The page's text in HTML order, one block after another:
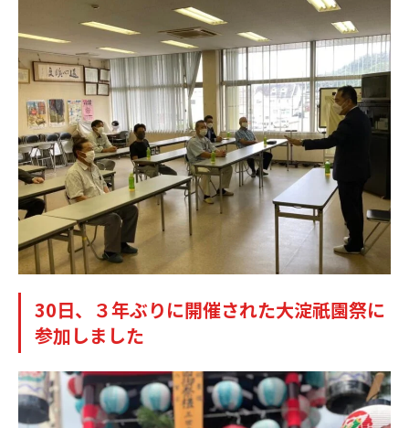
30日、３年ぶりに開催された大淀祇園祭に
参加しました